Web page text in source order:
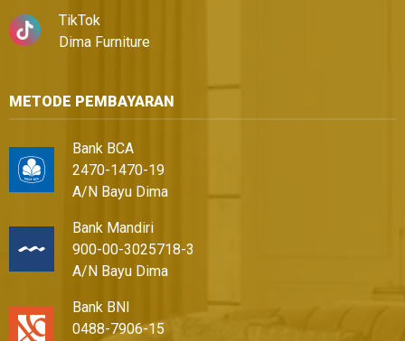
TikTok
Dima Furniture
METODE PEMBAYARAN
Bank BCA
2470-1470-19
A/N Bayu Dima
Bank Mandiri
900-00-3025718-3
A/N Bayu Dima
Bank BNI
0488-7906-15